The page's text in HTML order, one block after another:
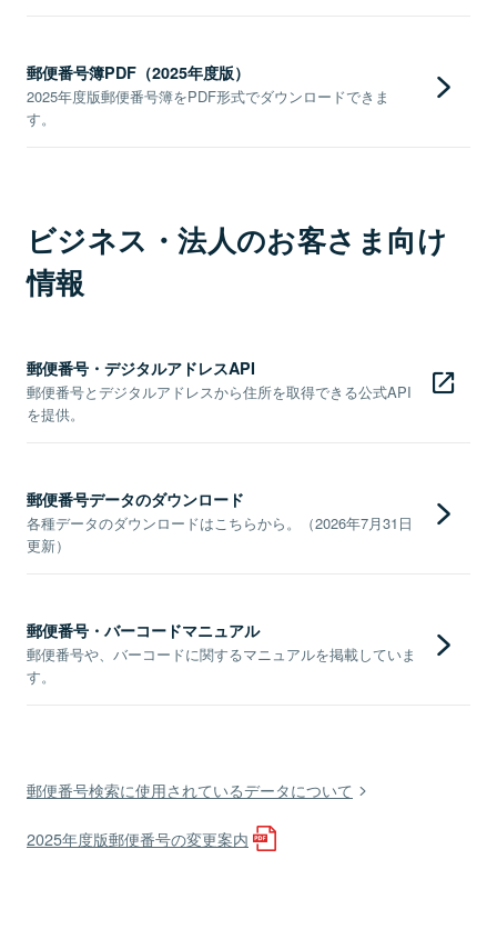
郵便番号簿PDF（2025年度版）
2025年度版郵便番号簿をPDF形式でダウンロードできま
す。
ビジネス・法人のお客さま向け
情報
郵便番号・デジタルアドレスAPI
郵便番号とデジタルアドレスから住所を取得できる公式API
を提供。
郵便番号データのダウンロード
各種データのダウンロードはこちらから。（2026年7月31日
更新）
郵便番号・バーコードマニュアル
郵便番号や、バーコードに関するマニュアルを掲載していま
す。
郵便番号検索に使用されているデータについて
2025年度版郵便番号の変更案内